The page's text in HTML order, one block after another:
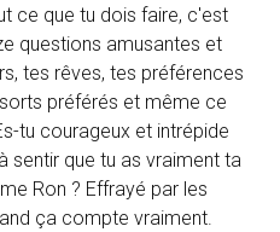
ce que tu dois faire, c'est
questions amusantes et
tes rêves, tes préférences
préférés et même ce
tu courageux et intrépide
sentir que tu as vraiment ta
Ron ? Effrayé par les
ça compte vraiment.